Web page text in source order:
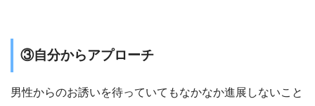
③自分からアプローチ
男性からのお誘いを待っていてもなかなか進展しないこと